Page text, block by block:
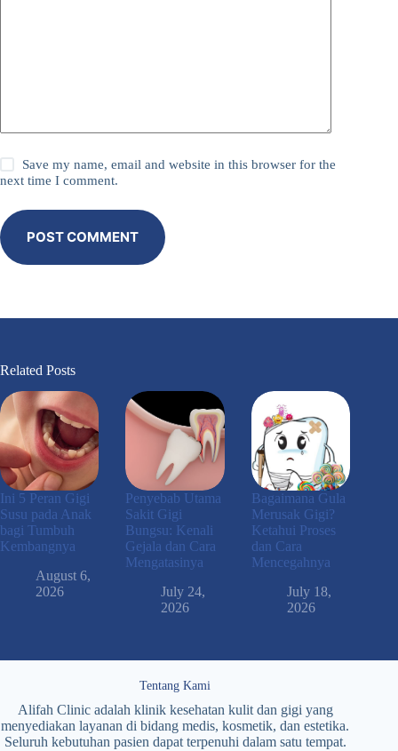
Save my name, email and website in this browser for the
next time I comment.
POST COMMENT
Related Posts
Ini 5 Peran Gigi
Susu pada Anak
bagi Tumbuh
Kembangnya
August 6,
2026
Penyebab Utama
Sakit Gigi
Bungsu: Kenali
Gejala dan Cara
Mengatasinya
July 24,
2026
Bagaimana Gula
Merusak Gigi?
Ketahui Proses
dan Cara
Mencegahnya
July 18,
2026
Tentang Kami
Alifah Clinic adalah klinik kesehatan kulit dan gigi yang
menyediakan layanan di bidang medis, kosmetik, dan estetika.
Seluruh kebutuhan pasien dapat terpenuhi dalam satu tempat.